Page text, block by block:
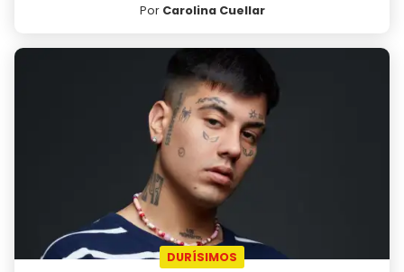
Por Carolina Cuellar
DURÍSIMOS